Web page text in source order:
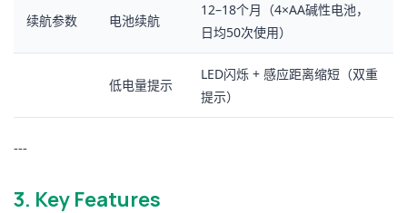
续航参数 电池续航
12–18个月（4×AA碱性电池，
日均50次使用）
低电量提示
LED闪烁 + 感应距离缩短（双重
提示）
---
3. Key Features